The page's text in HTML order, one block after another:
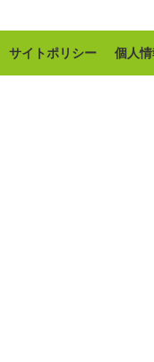
サイトポリシー 個人